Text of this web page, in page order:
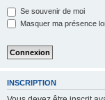
Se souvenir de moi
Masquer ma présence
INSCRIPTION